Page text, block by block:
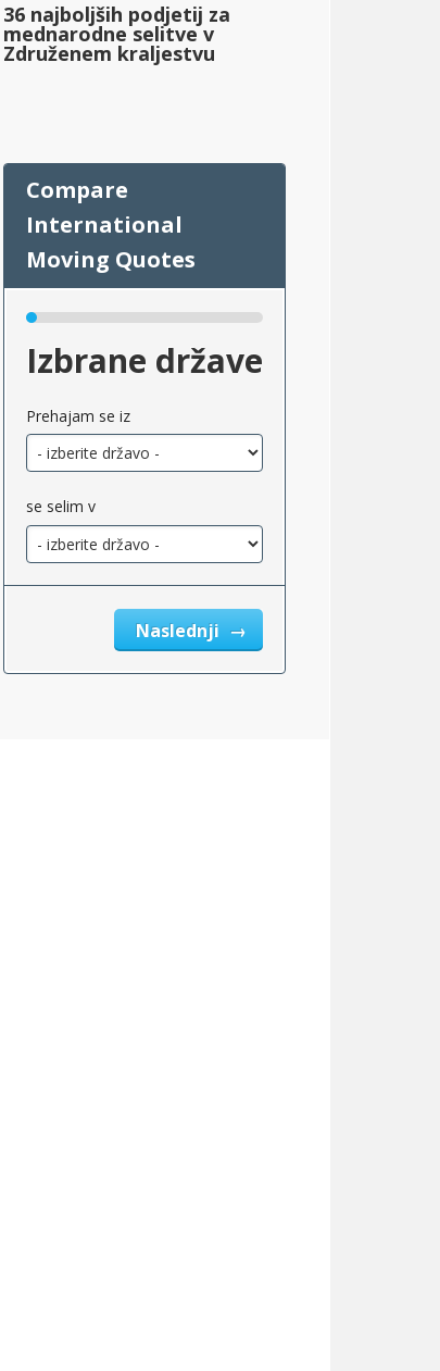
36 najboljših podjetij za
mednarodne selitve v
Združenem kraljestvu
Izbrane države
Prehajam se iz
se selim v
Naslednji